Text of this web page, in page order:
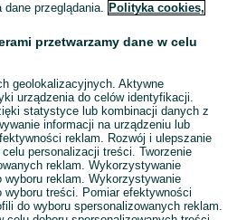
dane przeglądania. Polityka cookies,
przetwarzamy dane w celu
geolokalizacyjnych. Aktywne
urządzenia do celów identyfikacji.
statystyce lub kombinacji danych z
informacji na urządzeniu lub
reklam. Rozwój i ulepszanie
celu personalizacji treści. Tworzenie
reklam. Wykorzystywanie
wyboru reklam. Wykorzystywanie
wyboru treści. Pomiar efektywności
do wyboru spersonalizowanych reklam.